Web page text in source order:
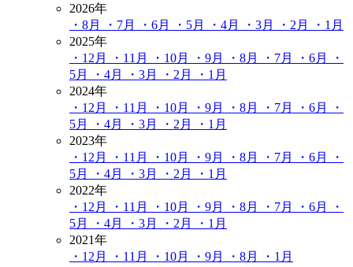
2026年
・8月
・7月 ・6月 ・5月 ・4月 ・3月 ・2月
・1月
2025年
・12月
・11月 ・10月 ・9月 ・8月 ・7月 ・6月
・
5月
・4月 ・3月 ・2月
・1月
2024年
・12月
・11月 ・10月 ・9月 ・8月 ・7月 ・6月
・
5月
・4月 ・3月 ・2月
・1月
2023年
・12月
・11月 ・10月 ・9月 ・8月 ・7月 ・6月
・
5月
・4月 ・3月 ・2月
・1月
2022年
・12月
・11月 ・10月 ・9月 ・8月 ・7月 ・6月
・
5月
・4月 ・3月 ・2月
・1月
2021年
・12月
・11月 ・10月 ・9月 ・8月
・1月